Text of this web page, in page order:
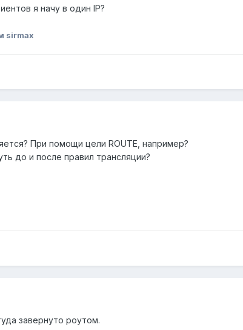
я начу в один IP?
sirmax
При помощи цели ROUTE, например?
до и после правил трансляции?
завернуто роутом.